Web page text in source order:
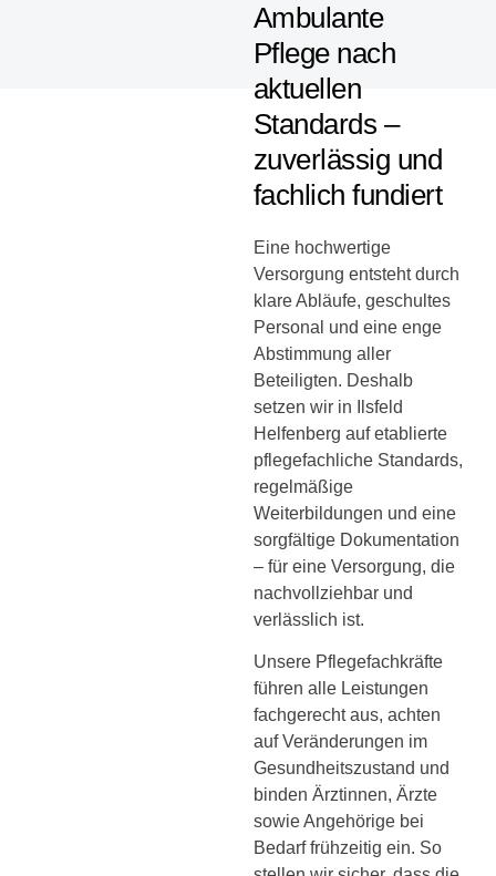
Ambulante
Pflege nach
aktuellen
Standards –
zuverlässig und
fachlich fundiert
Eine hochwertige
Versorgung entsteht durch
klare Abläufe, geschultes
Personal und eine enge
Abstimmung aller
Beteiligten. Deshalb
setzen wir in Ilsfeld
Helfenberg auf etablierte
pflegefachliche Standards,
regelmäßige
Weiterbildungen und eine
sorgfältige Dokumentation
– für eine Versorgung, die
nachvollziehbar und
verlässlich ist.
Unsere Pflegefachkräfte
führen alle Leistungen
fachgerecht aus, achten
auf Veränderungen im
Gesundheitszustand und
binden Ärztinnen, Ärzte
sowie Angehörige bei
Bedarf frühzeitig ein. So